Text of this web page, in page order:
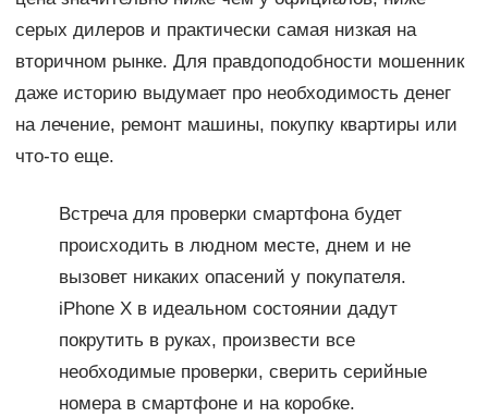
серых дилеров и практически самая низкая на
вторичном рынке. Для правдоподобности мошенник
даже историю выдумает про необходимость денег
на лечение, ремонт машины, покупку квартиры или
что-то еще.
Встреча для проверки смартфона будет
происходить в людном месте, днем и не
вызовет никаких опасений у покупателя.
iPhone X в идеальном состоянии дадут
покрутить в руках, произвести все
необходимые проверки, сверить серийные
номера в смартфоне и на коробке.